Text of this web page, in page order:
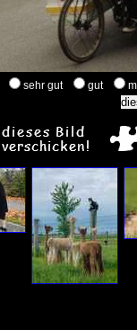
sehr gut gut